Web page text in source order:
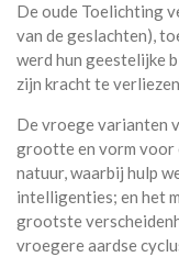
De oude Toelichting
van de geslachten),
werd hun geestelijke
zijn kracht te
De vroege varianten
grootte en vorm voor
natuur, waarbij hulp
intelligenties; en het
grootste
vroegere aardse